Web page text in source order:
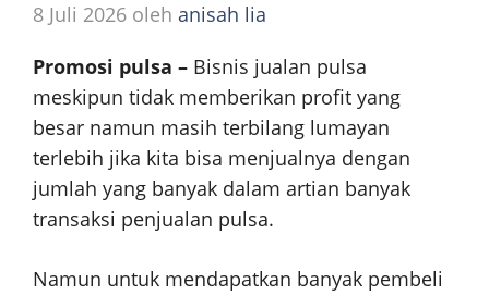
8 Juli 2026 oleh anisah lia
Promosi pulsa – Bisnis jualan pulsa
meskipun tidak memberikan profit yang
besar namun masih terbilang lumayan
terlebih jika kita bisa menjualnya dengan
jumlah yang banyak dalam artian banyak
transaksi penjualan pulsa.
Namun untuk mendapatkan banyak pembeli